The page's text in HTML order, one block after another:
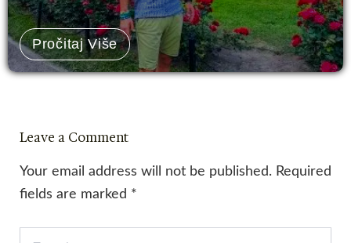
Pročitaj Više
Leave a Comment
Your email address will not be published. Required
fields are marked *